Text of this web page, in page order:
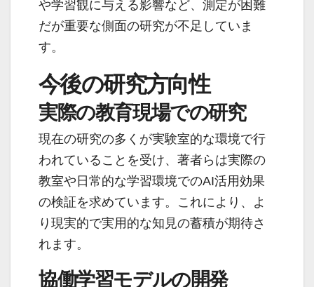
や学習観に与える影響など、測定が困難
だが重要な側面の研究が不足していま
す。
今後の研究方向性
実際の教育現場での研究
現在の研究の多くが実験室的な環境で行
われていることを受け、著者らは実際の
教室や日常的な学習環境でのAI活用効果
の検証を求めています。これにより、よ
り現実的で実用的な知見の蓄積が期待さ
れます。
協働学習モデルの開発